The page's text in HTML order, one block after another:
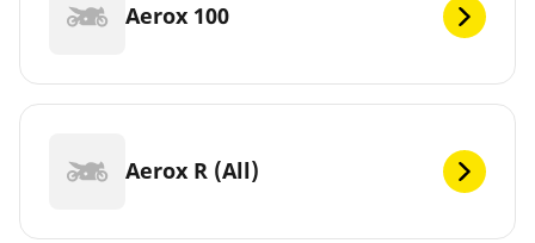
Aerox 100
Aerox R (All)